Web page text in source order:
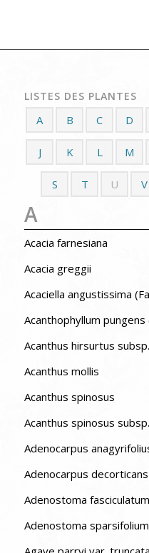
LISTES DES PLANTES
A B C D
J K L M
S T U V
A
Acacia farnesiana
Acacia greggii
Acaciella angustissima
Acanthophyllum pungens
Acanthus hirsurtus
Acanthus mollis
Acanthus spinosus
Acanthus spinosus
Adenocarpus
Adenocarpus
Adenostoma
Adenostoma